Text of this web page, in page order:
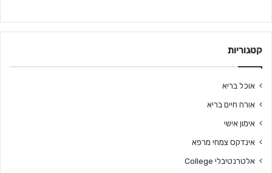
קטגוריות
אוכל בריא
אורח חיים בריא
אימון אישי
אינדקס צמחי מרפא
אלטרנטיבלי College